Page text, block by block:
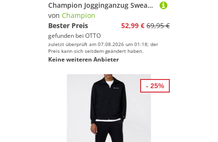
Champion Jogginganzug Sweatsuit (2-tlg), aus Baumwolle und Polyester
von Champion
Bester Preis
52,99 € 69,95 €
gefunden bei OTTO
zuletzt überprüft am 07.08.2026 um 01:18; der
Preis kann sich seitdem geändert haben.
Keine weiteren Anbieter
- 25%